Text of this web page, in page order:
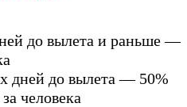
до вылета и раньше —
дней до вылета — 50%
человека